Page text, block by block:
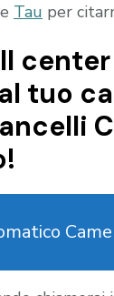
e Tau per
tuo